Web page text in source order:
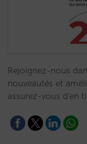
Rejoignez-nous
nouveautés et
assurez-vous d'en